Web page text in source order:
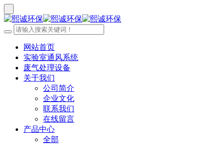
网站首页
实验室通风系统
废气处理设备
关于我们
公司简介
企业文化
联系我们
在线留言
产品中心
全部